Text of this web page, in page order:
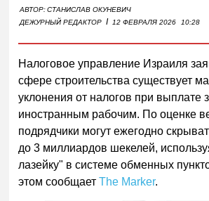
АВТОР:СТАНИСЛАВ ОКУНЕВИЧ
ДЕЖУРНЫЙ РЕДАКТОР I 12 ФЕВРАЛЯ 2026 10:28
Налоговое управление Израиля
сфере строительства существует
уклонения от налогов при выплате
иностранным рабочим. По оценке
подрядчики могут ежегодно
до 3 миллиардов шекелей,
лазейку" в системе обменных
этом сообщаетThe Marker.